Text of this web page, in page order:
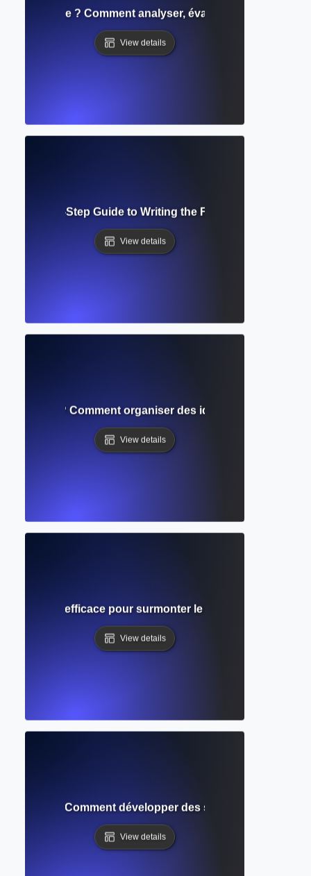
critique ? Comment analyser, évaluer et écrire avec
View details
Step-by-Step Guide to Writing the First Version of Your
View details
d'essai ? Comment organiser des idées et structurer
View details
Technique efficace pour surmonter le blocage de
View details
d'idées ? Comment développer des sujets créatifs et
View details